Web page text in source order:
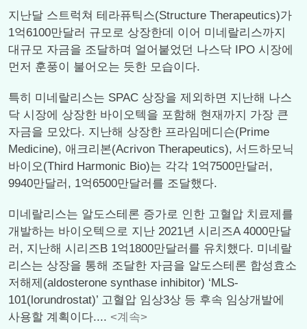
지난달 스트럭쳐 테라퓨틱스(Structure Therapeutics)가
1억6100만달러 규모로 상장한데 이어 미네랄리스까지
대규모 자금을 조달하며 얼어붙었던 나스닥 IPO 시장에
먼저 훈풍이 불어오는 듯한 모습이다.
특히 미네랄리스는 SPAC 상장을 제외하면 지난해 나스
닥 시장에 상장한 바이오텍을 포함해 현재까지 가장 큰
자금을 모았다. 지난해 상장한 프라임메디슨(Prime
Medicine), 애크리본(Acrivon Therapeutics), 서드하모닉
바이오(Third Harmonic Bio)는 각각 1억7500만달러,
9940만달러, 1억6500만달러를 조달했다.
미네랄리스는 알도스테론 증가로 인한 고혈압 치료제를
개발하는 바이오텍으로 지난 2021년 시리즈A 4000만달
러, 지난해 시리즈B 1억1800만달러를 유치했다. 미네랄
리스는 상장을 통해 조달한 자금을 알도스테론 합성효소
저해제(aldosterone synthase inhibitor) ‘MLS-
101(lorundrostat)’ 고혈압 임상3상 등 후속 임상개발에
사용할 계획이다.... <계속>